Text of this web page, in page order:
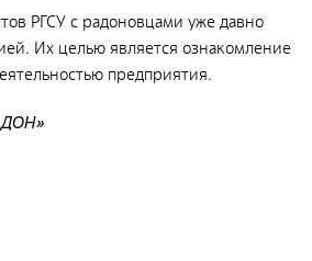
РГСУ с радоновцами уже давно
Их целью является ознакомление
предприятия.
коллег